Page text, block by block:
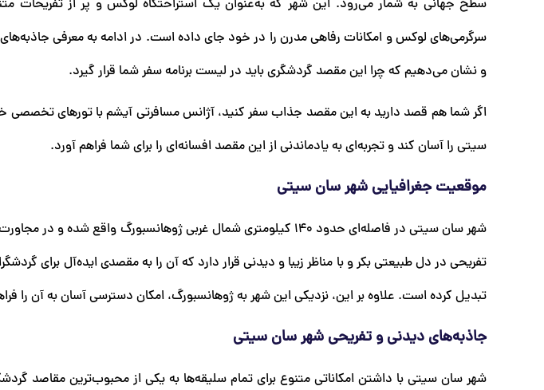
سطح جهانی به شمار می‌رود. این شهر که به‌عنوان یک استراحتگاه لوکس و پر از تفریحات
سرگرمی‌های لوکس و امکانات رفاهی مدرن را در خود جای داده است. در ادامه به معرفی
و نشان می‌دهیم که چرا این مقصد گردشگری باید در لیست برنامه سفر شما قرار گیرد.
اگر شما هم قصد دارید به این مقصد جذاب سفر کنید، آژانس مسافرتی آیشم با تورهای تخصصی
سیتی را آسان کند و تجربه‌ای به یادماندنی از این مقصد افسانه‌ای را برای شما فراهم آورد.
موقعیت جغرافیایی شهر سان سیتی
شهر سان سیتی در فاصله‌ای حدود ۱۴۰ کیلومتری شمال غربی ژوهانسبورگ واقع
تفریحی در دل طبیعتی بکر و با مناظر زیبا و دیدنی قرار دارد که آن را به مقصدی ایده‌آل برای
تبدیل کرده است. علاوه بر این، نزدیکی این شهر به ژوهانسبورگ، امکان دسترسی آسان به آن را
جاذبه‌های دیدنی و تفریحی شهر سان سیتی
شهر سان سیتی با داشتن امکاناتی متنوع برای تمام سلیقه‌ها به یکی از محبوب‌ترین مقاصد